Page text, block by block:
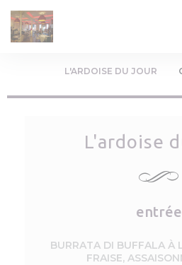
L'ardoise
entrée
BURRATA DI BUFFALA À
FRAISE,
L'ARDOISE DU JOUR